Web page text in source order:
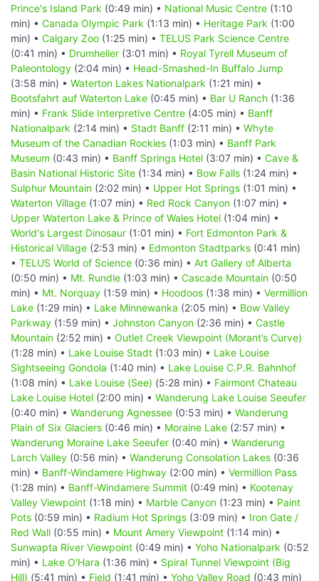
Prince's Island Park (0:49 min) • National Music Centre (1:10
min) • Canada Olympic Park (1:13 min) • Heritage Park (1:00
min) • Calgary Zoo (1:25 min) • TELUS Park Science Centre
(0:41 min) • Drumheller (3:01 min) • Royal Tyrell Museum of
Paleontology (2:04 min) • Head-Smashed-In Buffalo Jump
(3:58 min) • Waterton Lakes Nationalpark (1:21 min) •
Bootsfahrt auf Waterton Lake (0:45 min) • Bar U Ranch (1:36
min) • Frank Slide Interpretive Centre (4:05 min) • Banff
Nationalpark (2:14 min) • Stadt Banff (2:11 min) • Whyte
Museum of the Canadian Rockies (1:03 min) • Banff Park
Museum (0:43 min) • Banff Springs Hotel (3:07 min) • Cave &
Basin National Historic Site (1:34 min) • Bow Falls (1:24 min) •
Sulphur Mountain (2:02 min) • Upper Hot Springs (1:01 min) •
Waterton Village (1:07 min) • Red Rock Canyon (1:07 min) •
Upper Waterton Lake & Prince of Wales Hotel (1:04 min) •
World's Largest Dinosaur (1:01 min) • Fort Edmonton Park &
Historical Village (2:53 min) • Edmonton Stadtparks (0:41 min)
• TELUS World of Science (0:36 min) • Art Gallery of Alberta
(0:50 min) • Mt. Rundle (1:03 min) • Cascade Mountain (0:50
min) • Mt. Norquay (1:59 min) • Hoodoos (1:38 min) • Vermillion
Lake (1:29 min) • Lake Minnewanka (2:05 min) • Bow Valley
Parkway (1:59 min) • Johnston Canyon (2:36 min) • Castle
Mountain (2:52 min) • Outlet Creek Viewpoint (Morant’s Curve)
(1:28 min) • Lake Louise Stadt (1:03 min) • Lake Louise
Sightseeing Gondola (1:40 min) • Lake Louise C.P.R. Bahnhof
(1:08 min) • Lake Louise (See) (5:28 min) • Fairmont Chateau
Lake Louise Hotel (2:00 min) • Wanderung Lake Louise Seeufer
(0:40 min) • Wanderung Agnessee (0:53 min) • Wanderung
Plain of Six Glaciers (0:46 min) • Moraine Lake (2:57 min) •
Wanderung Moraine Lake Seeufer (0:40 min) • Wanderung
Larch Valley (0:56 min) • Wanderung Consolation Lakes (0:36
min) • Banff-Windamere Highway (2:00 min) • Vermillion Pass
(1:28 min) • Banff-Windamere Summit (0:49 min) • Kootenay
Valley Viewpoint (1:18 min) • Marble Canyon (1:23 min) • Paint
Pots (0:59 min) • Radium Hot Springs (3:09 min) • Iron Gate /
Red Wall (0:55 min) • Mount Amery Viewpoint (1:14 min) •
Sunwapta River Viewpoint (0:49 min) • Yoho Nationalpark (0:52
min) • Lake O'Hara (1:36 min) • Spiral Tunnel Viewpoint (Big
Hill) (5:41 min) • Field (1:41 min) • Yoho Valley Road (0:43 min)